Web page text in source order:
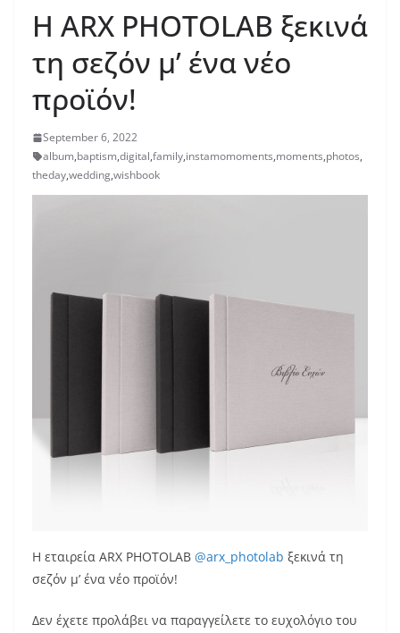
H ARX PHOTOLAB ξεκινά
τη σεζόν μ’ ένα νέο
προϊόν!
September 6, 2022
album,baptism,digital,family,instamomoments,moments,photos,
theday,wedding,wishbook
H εταιρεία ARX PHOTOLAB @arx_photolab ξεκινά τη
σεζόν μ’ ένα νέο προϊόν!
Δεν έχετε προλάβει να παραγγείλετε το ευχολόγιο του